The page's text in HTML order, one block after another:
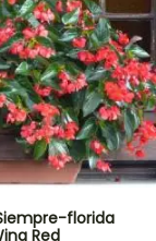
florida
Red